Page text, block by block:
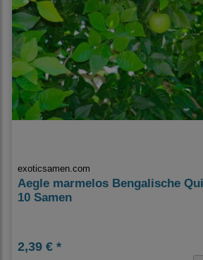
exoticsamen.com
Aegle marmelos Bengalische
10 Samen
2,39 € *